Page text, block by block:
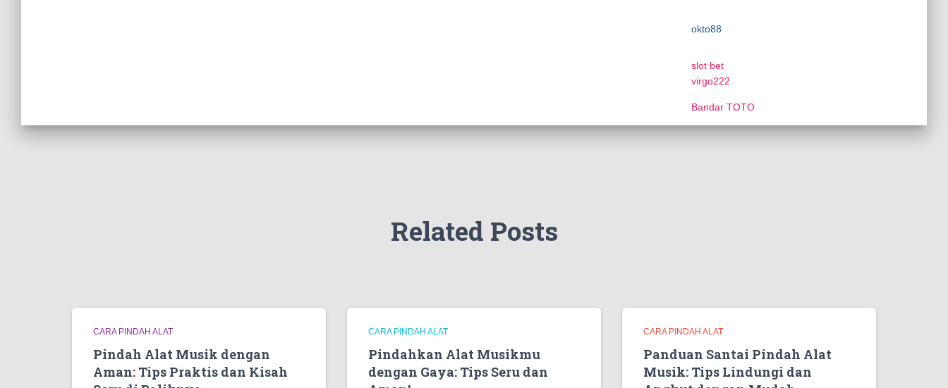
okto88
slot bet
virgo222
Bandar TOTO
Related Posts
CARA PINDAH ALAT
Pindah Alat Musik dengan
Aman: Tips Praktis dan Kisah
CARA PINDAH ALAT
Pindahkan Alat Musikmu
dengan Gaya: Tips Seru dan
CARA PINDAH ALAT
Panduan Santai Pindah Alat
Musik: Tips Lindungi dan